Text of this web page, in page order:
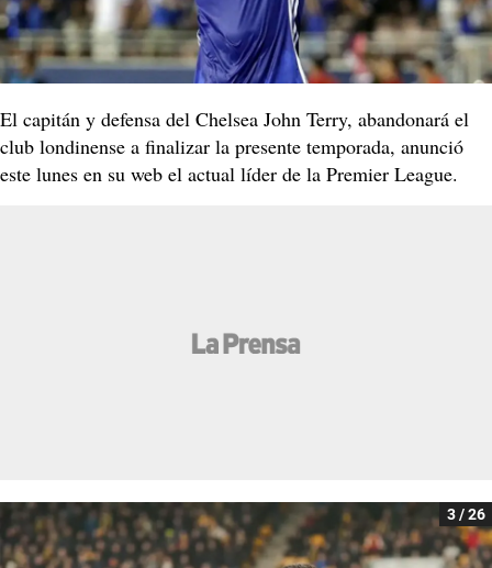
El capitán y defensa del Chelsea John Terry, abandonará el
club londinense a finalizar la presente temporada, anunció
este lunes en su web el actual líder de la Premier League.
3 / 26